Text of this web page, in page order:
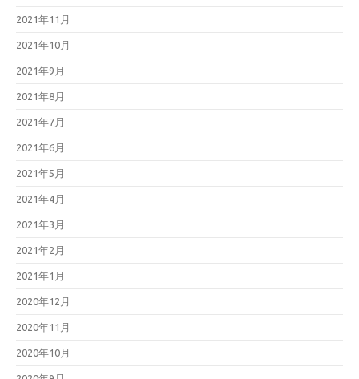
2021年11月
2021年10月
2021年9月
2021年8月
2021年7月
2021年6月
2021年5月
2021年4月
2021年3月
2021年2月
2021年1月
2020年12月
2020年11月
2020年10月